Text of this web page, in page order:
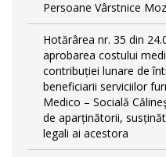
Persoane Vârstnice
Hotărârea nr. 35 din
aprobarea costului
contribuției lunare de
beneficiarii serviciilor
Medico – Socială
de aparținătorii,
legali ai acestora